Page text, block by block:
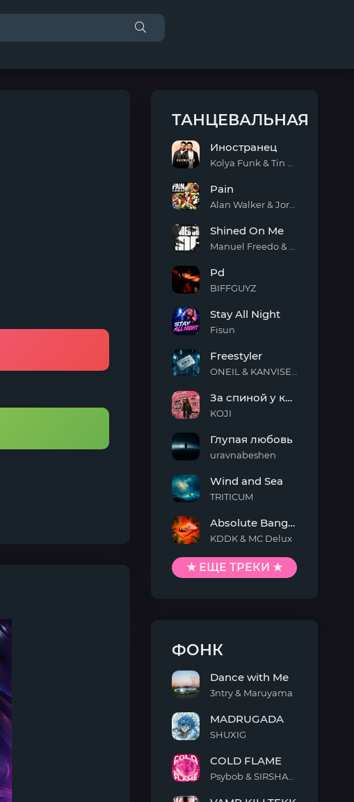
ТАНЦЕВАЛЬНАЯ
Иностранец
Pain
On
Me
Shined On Me
Pd
BIFFGUYZ
All
Night
Stay All Night
Fisun
Freestyler
спиной
у
За спиной у кисы
KOJI
любовь
Глупая любовь
uravnabeshen
and
Sea
Wind and Sea
TRITICUM
Banger
Absolute Banger
KDDK & MC Delux
★ ЕЩЕ ТРЕКИ ★
ФОНК
with
Me
Dance with Me
3ntry & Maruyama
MADRUGADA
SHUXIG
COLD FLAME